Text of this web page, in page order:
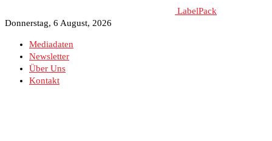
LabelPack
Donnerstag, 6 August, 2026
Mediadaten
Newsletter
Über Uns
Kontakt